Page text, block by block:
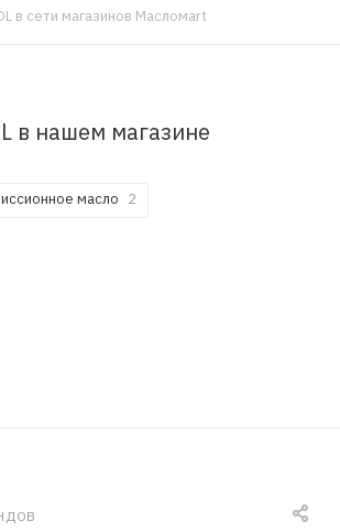
в сети магазинов Масломart
в нашем магазине
масло 2